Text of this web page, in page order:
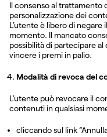
Il consenso al trattamento
personalizzazione dei
L’utente è libero di negare
momento. Il mancato
possibilità di partecipare al
vincere i premi in palio.
Modalità di revoca del
L’utente può revocare il
contenuti in qualsiasi
cliccando sul link